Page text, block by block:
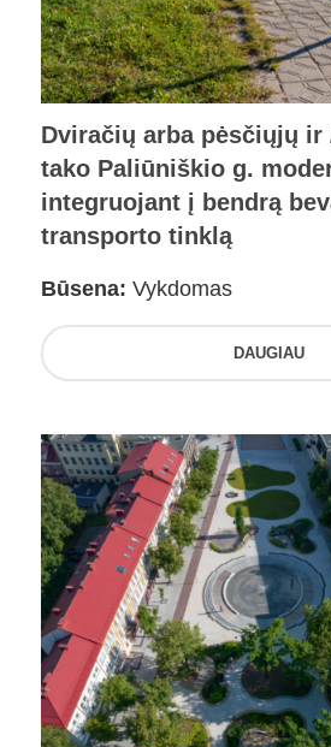
Dviračių arba pėsčiųjų ir
tako Paliūniškio g.
integruojant į bendrą
transporto tinklą
Būsena: Vykdomas
DAUGIAU